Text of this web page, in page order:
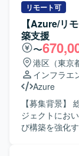
リモート可
【Azure/リ
築支援
〜
港区（東京
インフラエ
Azure
【募集背景】
ジェクトにお
び構築を強化